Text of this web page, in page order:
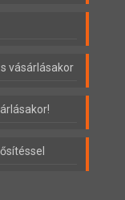
vásárlásakor